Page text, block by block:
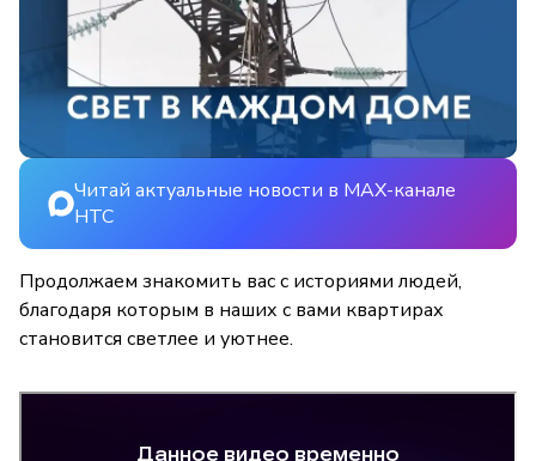
Читай актуальные новости в MAX-канале
НТС
Продолжаем знакомить вас с историями людей,
благодаря которым в наших с вами квартирах
становится светлее и уютнее.